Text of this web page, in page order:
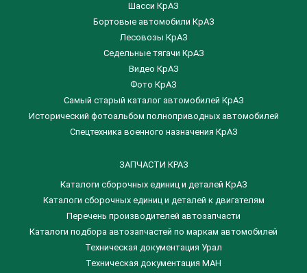
Шасси КрАЗ
Бортовые автомобили КрАЗ
Лесовозы КрАЗ
Седельные тягачи КрАЗ
Видео КрАЗ
Фото КрАЗ
Самый старый каталог автомобилей КрАЗ
Исторический фотоальбом полноприводных автомобилей
Спецтехника военного назначения КрАЗ
ЗАПЧАСТИ КРАЗ
Каталоги сборочных единиц и деталей КрАЗ
​Каталоги сборочных единиц и деталей к двигателям
Перечень производителей автозапчасти
Каталоги подбора автозапчастей по маркам автомобилей
Техническая документация Урал
Техническая документация МАН